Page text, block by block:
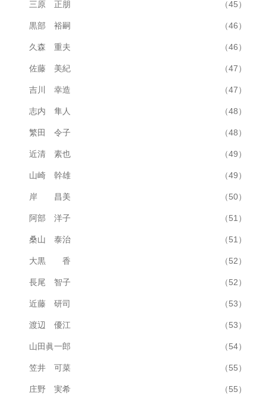
三原 正朋 （45）
黒部 裕嗣 （46）
久森 重夫 （46）
佐藤 美紀 （47）
吉川 幸造 （47）
志内 隼人 （48）
繁田 令子 （48）
近清 素也 （49）
山崎 幹雄 （49）
岸 昌美 （50）
阿部 洋子 （51）
桑山 泰治 （51）
大黒 香 （52）
長尾 智子 （52）
近藤 研司 （53）
渡辺 優江 （53）
山田眞一郎 （54）
笠井 可菜 （55）
庄野 実希 （55）